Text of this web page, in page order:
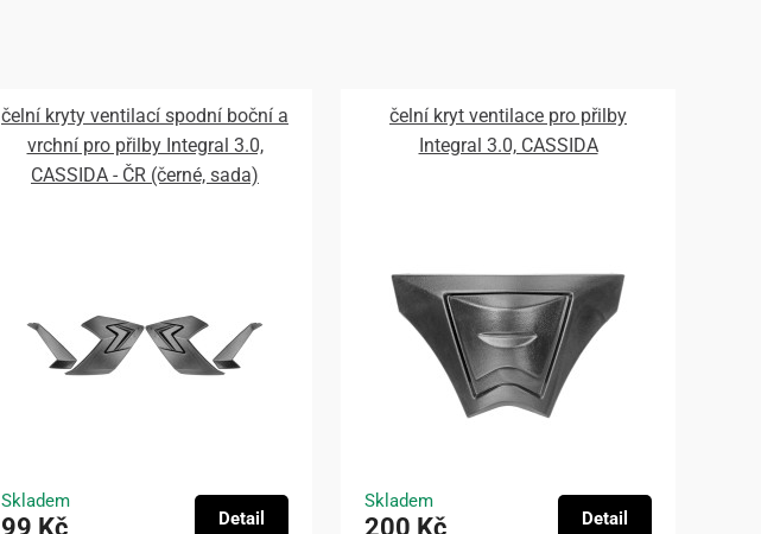
čelní kryty ventilací spodní boční a
vrchní pro přilby Integral 3.0,
CASSIDA - ČR (černé, sada)
Skladem
99 Kč Detail
čelní kryt ventilace pro přilby
Integral 3.0, CASSIDA
Skladem
200 Kč Detail